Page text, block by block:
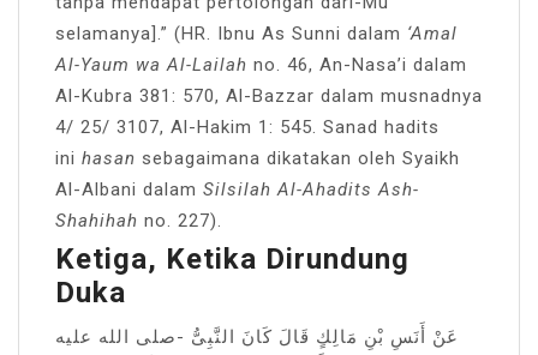
selamanya].” (HR. Ibnu As Sunni dalam ‘Amal
Al-Yaum wa Al-Lailah no. 46, An-Nasa’i dalam
Al-Kubra 381: 570, Al-Bazzar dalam musnadnya
4/ 25/ 3107, Al-Hakim 1: 545. Sanad hadits
ini hasan sebagaimana dikatakan oleh Syaikh
Al-Albani dalam Silsilah Al-Ahadits Ash-
Shahihah no. 227).
Ketiga, Ketika Dirundung
Duka
عَنْ أَنَسِ بْنِ مَالِكٍ قَالَ كَانَ النَّبِىُّ -صلى الله عليه